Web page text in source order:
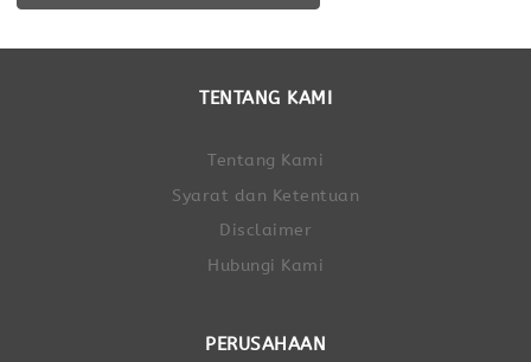
TENTANG KAMI
Tentang Kami
Syarat dan Ketentuan
Disclaimer
Hubungi Kami
PERUSAHAAN